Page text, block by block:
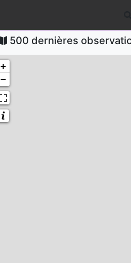
500 dernières
+
−